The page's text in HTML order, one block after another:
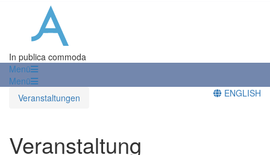
In publica commoda
Menü
Menü
Veranstaltungen
ENGLISH
Veranstaltung